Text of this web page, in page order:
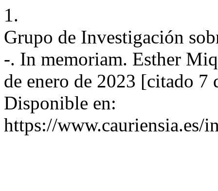
1.
Grupo de Investigación
-. In memoriam. Esther
de enero de 2023 [citado
Disponible en:
https://www.cauriensia.es/